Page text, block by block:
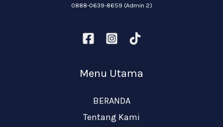
0888-0639-8659 (Admin 2)
Menu Utama
BERANDA
Tentang Kami